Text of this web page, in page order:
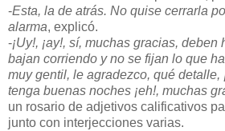
-Esta, la de atrás. No quise cerrarla
alarma, explicó.
-¡Uy!, ¡ay!, sí, muchas gracias,
bajan corriendo y no se fijan lo que
muy gentil, le agradezco, qué detalle,
tenga buenas noches ¡eh!, muchas
un rosario de adjetivos calificativos
junto con interjecciones varias.